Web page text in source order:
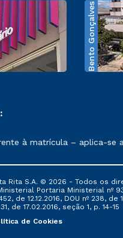
Bento Gonçalves
conforme exposto no
à matrícula – aplica-se
Rita S.A. © 2026 - Todos os
Portaria Ministerial nº
de 12.12.2016, DOU nº 238,
de 17.02.2016, seção 1, p. 14-15
de Cookies